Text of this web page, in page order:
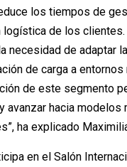
los tiempos de
logística de los clientes.
necesidad de adaptar la
de carga a entornos
de este segmento
avanzar hacia
ha explicado
en el Salón